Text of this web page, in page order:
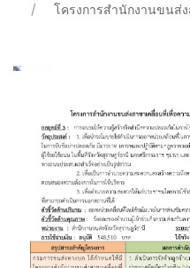
โครงการสำนักงานขนส่